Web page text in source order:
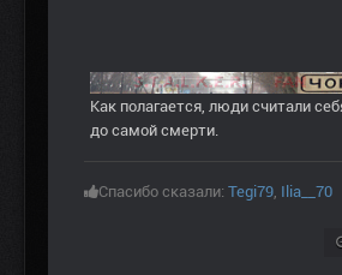
Как полагается, люди считали
до самой смерти.
Спасибо сказали: Tegi79 Ilia__70